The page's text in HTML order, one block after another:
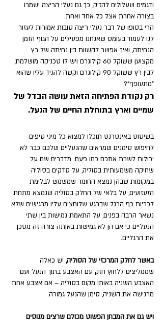
ודגמים שעלולים להזיק, כך גם נעלי הריצה ישמרו
בצורה אחרת אצל כל אחד ואחת.
הרי בסופו של דבר נעלי ריצה טובות אמורות לעזור
לנו לעמוד בעומס שאנחנו מפעילים על הגוף הזמן
הנחיתה, ואיך אפשר להשוות בין נחיתה של רץ
מקצוען ששוקל 60 קילוגרם ויש לו טכניקה מושלמת,
לבין רץ ששוקל 90 קילוגרם וקשה להגיד עליו שהוא
"מתעופף"?
רק נקודת הפתיחה הזאת עושה הבדל של
שמיים וארץ בתוחלת החיים של הנעל.
בשיטוט באינטרנט תוכלו למצוא כל מיני טיפים
לחיפוש סימנים שמראים שהנעליים שלכם כבר לא
יכולות לשרת אתכם כמו פעם. מדברים שם על
שחיקה משמעותית בסוליה, על סדקים בסוליה
במקומות שבהן נמצא החומר שמשמש לבלימת
הזעזועים, על בלאי של החלק בסוליה שנמצא מתחת
לכריות כף הרגל שברגע שלוחצים עליו מרגישים שלא
נשאר הרבה בפנים, על התאמת גמישות בין שתי
הנעליים כי אם הן לא גמישות באותה צורה זה מסכן
את הרגליים.
באשר לחלק המרכזי של הסוליה, יש כאלה
שממליצים ללחוץ חזק עם האצבע בתוך הנעל ועם
האצבע השניה באותו מקום בסוליה – אם אצבע אחת
מרגישה את השניה, סימן שהנעל גמורה.
ויש גם את המבחן הפשוט מכולם שרצים מנוסים